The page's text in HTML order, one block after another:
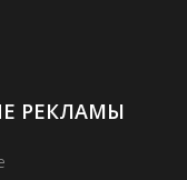
РЕКЛАМЫ